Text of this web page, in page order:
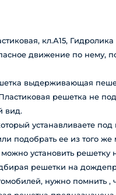
кл.А15,
движение по нему,
выдерживающая
решетка не
вид.
устанавливаете
подобрать ее из того
установить решетку
решетки на
нужно помнить